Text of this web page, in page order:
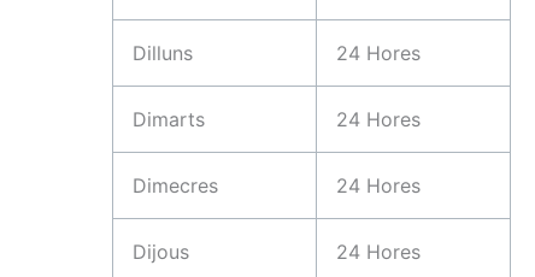
Dilluns 24 Hores
Dimarts 24 Hores
Dimecres 24 Hores
Dijous 24 Hores